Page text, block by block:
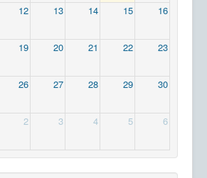
12 13 14 15 16
19 20 21 22 23
26 27 28 29 30
2 3 4 5 6